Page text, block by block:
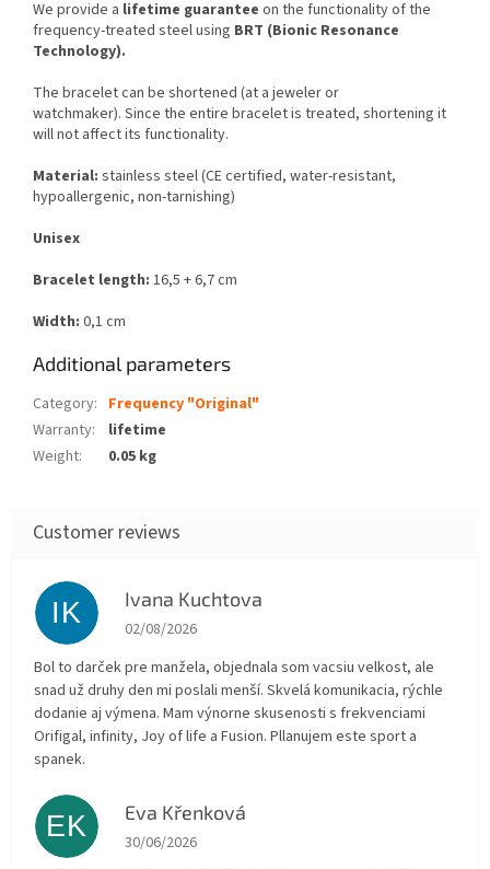
We provide a lifetime guarantee on the functionality of the
frequency-treated steel using BRT (Bionic Resonance
Technology).
The bracelet can be shortened (at a jeweler or
watchmaker). Since the entire bracelet is treated, shortening it
will not affect its functionality.
Material: stainless steel (CE certified, water-resistant,
hypoallergenic, non-tarnishing)
Unisex
Bracelet length: 16,5 + 6,7 cm
Width: 0,1 cm
Additional parameters
Category: Frequency "Original"
Warranty:
lifetime
Weight: 0.05 kg
IK Ivana Kuchtova
The store rating is 5 out of 5 stars.
02/08/2026
Bol to darček pre manžela, objednala som vacsiu velkost, ale
snad už druhy den mi poslali menší. Skvelá komunikacia, rýchle
dodanie aj výmena. Mam výnorne skusenosti s frekvenciami
Orifigal, infinity, Joy of life a Fusion. Pllanujem este sport a
spanek.
EK Eva Křenková
The store rating is 5 out of 5 stars.
30/06/2026